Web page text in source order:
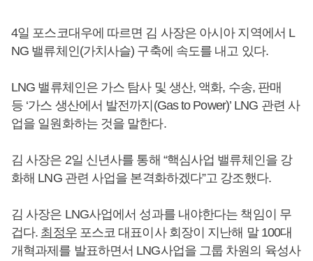
4일 포스코대우에 따르면 김 사장은 아시아 지역에서 L
NG 밸류체인(가치사슬) 구축에 속도를 내고 있다.
LNG 밸류체인은 가스 탐사 및 생산, 액화, 수송, 판매
등 ‘가스 생산에서 발전까지(Gas to Power)’ LNG 관련 사
업을 일원화하는 것을 말한다.
김 사장은 2일 신년사를 통해 “핵심사업 밸류체인을 강
화해 LNG 관련 사업을 본격화하겠다”고 강조했다.
김 사장은 LNG사업에서 성과를 내야한다는 책임이 무
겁다. 최정우포스코 대표이사 회장이 지난해 말 100대
개혁과제를 발표하면서 LNG사업을 그룹 차원의 육성사